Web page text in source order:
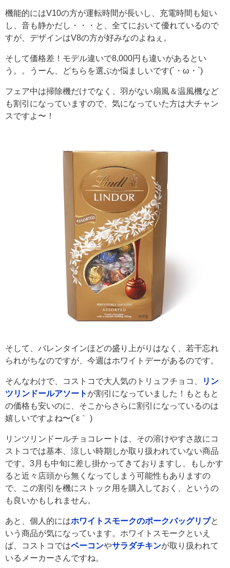
機能的にはV10の方が運転時間が長いし、充電時間も短い
し、音も静かだし・・・と、全てにおいて優れているので
すが、デザインはV8の方が好みなのよねぇ。
そして価格差！モデル違いで8,000円も違いがあるとい
う。。うーん、どちらを選ぶか悩ましいです(´・ω・`)
フェア中は掃除機だけでなく、羽がない扇風＆温風機など
も割引になっていますので、気になっていた方は大チャン
スですよ〜！
そして、バレンタインほどの盛り上がりはなく、若干忘れ
られがちなのですが、今週はホワイトデーがあるのです。
そんなわけで、コストコで大人気のトリュフチョコ、
リン
ツリンドールアソート が割引になっていました！もともと
の価格も安いのに、そこからさらに割引になっているのは
嬉しいですよね〜(´ε｀ )
リンツリンドールチョコレートは、その溶けやすさ故にコ
ストコでは基本、涼しい時期しか取り扱われていない商品
です。3月も中旬に差し掛かってきておりますし、もしかす
ると近々店頭から無くなってしまう可能性もありますの
で、この割引を機にストック用を購入しておく、というの
も良いかもしれません。
あと、個人的にはホワイトスモークのポークバッグリブと
いう商品が気になっています。ホワイトスモークといえ
ば、コストコではベーコンやサラダチキンが取り扱われて
いるメーカーさんですね。